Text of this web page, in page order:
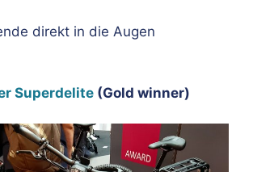
direkt in die Augen
Superdelite (Gold winner)